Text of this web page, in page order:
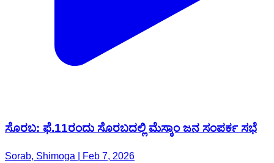
ಸೊರಬ: ಫೆ.11ರಂದು ಸೊರಬದಲ್ಲಿ‌ ಮೆಸ್ಕಾಂ ಜನ ಸಂಪರ್ಕ ಸಭೆ
Sorab, Shimoga | Feb 7, 2026